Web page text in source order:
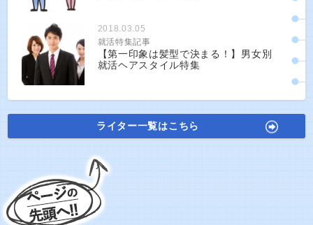
2018.03.05
就活特集記事
【第一印象は髪型で決まる！】男女別
就活ヘアスタイル特集
ライター一覧はこちら